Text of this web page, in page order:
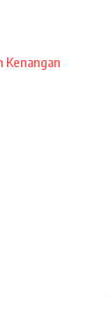
Kenangan